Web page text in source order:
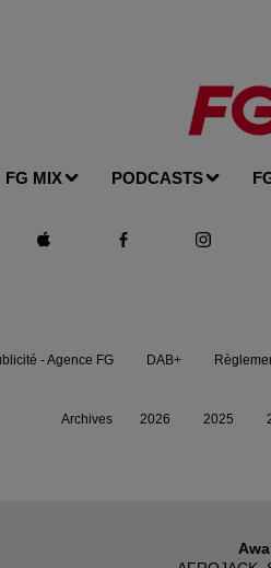
FG MIX PODCASTS
- Agence FG DAB+
Archives 2026 2025